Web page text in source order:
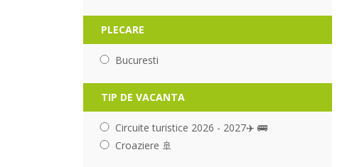
PLECARE
Bucuresti
TIP DE VACANTA
Circuite turistice 2026 - 2027✈️ 🚌
Croaziere 🚢